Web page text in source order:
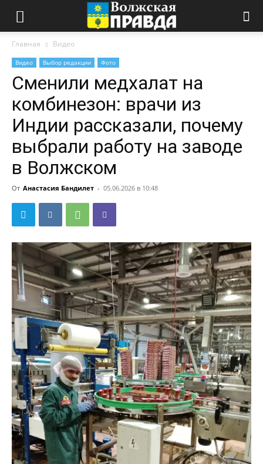
Главная Видео
Видео Выбор редакции Фото
Сменили медхалат на
комбинезон: врачи из
Индии рассказали, почему
выбрали работу на заводе
в Волжском
От Анастасия Бандилет - 05.06.2026 в 10:48